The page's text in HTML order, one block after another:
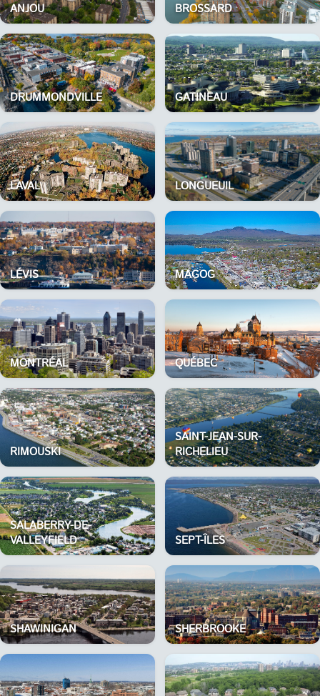
ANJOU BROSSARD
DRUMMONDVILLE GATINEAU
LAVAL LONGUEUIL
LÉVIS MAGOG
MONTRÉAL QUÉBEC
RIMOUSKI
SAINT-JEAN-SUR-
RICHELIEU
SALABERRY-DE-
VALLEYFIELD
SEPT-ÎLES
SHAWINIGAN SHERBROOKE